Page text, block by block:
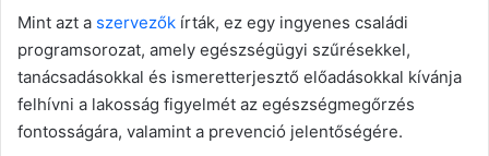
Mint azt a szervezők írták, ez egy ingyenes családi
programsorozat, amely egészségügyi szűrésekkel,
tanácsadásokkal és ismeretterjesztő előadásokkal kívánja
felhívni a lakosság figyelmét az egészségmegőrzés
fontosságára, valamint a prevenció jelentőségére.